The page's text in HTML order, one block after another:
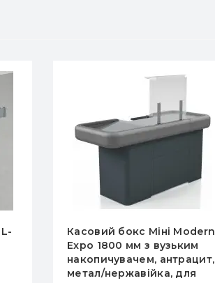
Касовий бокс Міні Modern
Expo 1800 мм з вузьким
накопичувачем, антрацит,
метал/нержавійка, для